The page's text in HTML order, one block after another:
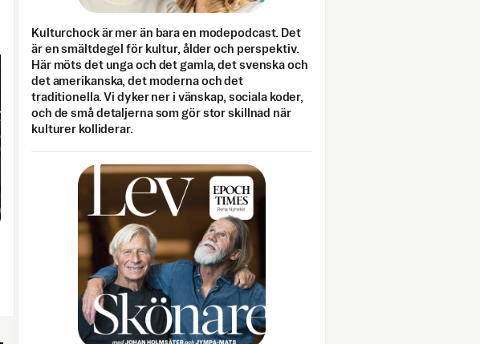
Kulturchock är mer än bara en modepodcast. Det
är en smältdegel för kultur, ålder och perspektiv.
Här möts det unga och det gamla, det svenska och
det amerikanska, det moderna och det
traditionella. Vi dyker ner i vänskap, sociala koder,
och de små detaljerna som gör stor skillnad när
kulturer kolliderar.